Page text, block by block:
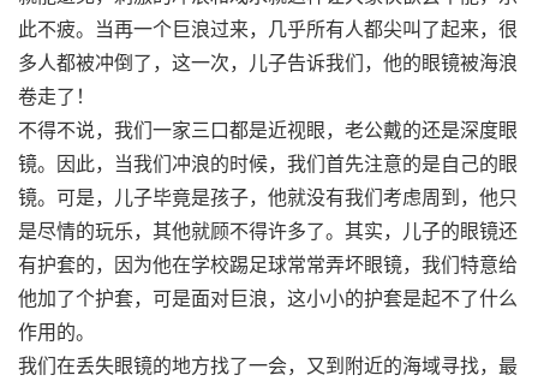
此不疲。当再一个巨浪过来，几乎所有人都尖叫了起来，很
多人都被冲倒了，这一次，儿子告诉我们，他的眼镜被海浪
卷走了！
不得不说，我们一家三口都是近视眼，老公戴的还是深度眼
镜。因此，当我们冲浪的时候，我们首先注意的是自己的眼
镜。可是，儿子毕竟是孩子，他就没有我们考虑周到，他只
是尽情的玩乐，其他就顾不得许多了。其实，儿子的眼镜还
有护套的，因为他在学校踢足球常常弄坏眼镜，我们特意给
他加了个护套，可是面对巨浪，这小小的护套是起不了什么
作用的。
我们在丢失眼镜的地方找了一会，又到附近的海域寻找，最